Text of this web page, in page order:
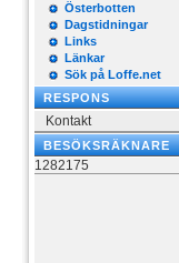
Österbotten
Dagstidningar
Links
Länkar
Sök på Loffe.net
RESPONS
Kontakt
BESÖKSRÄKNARE
1282175